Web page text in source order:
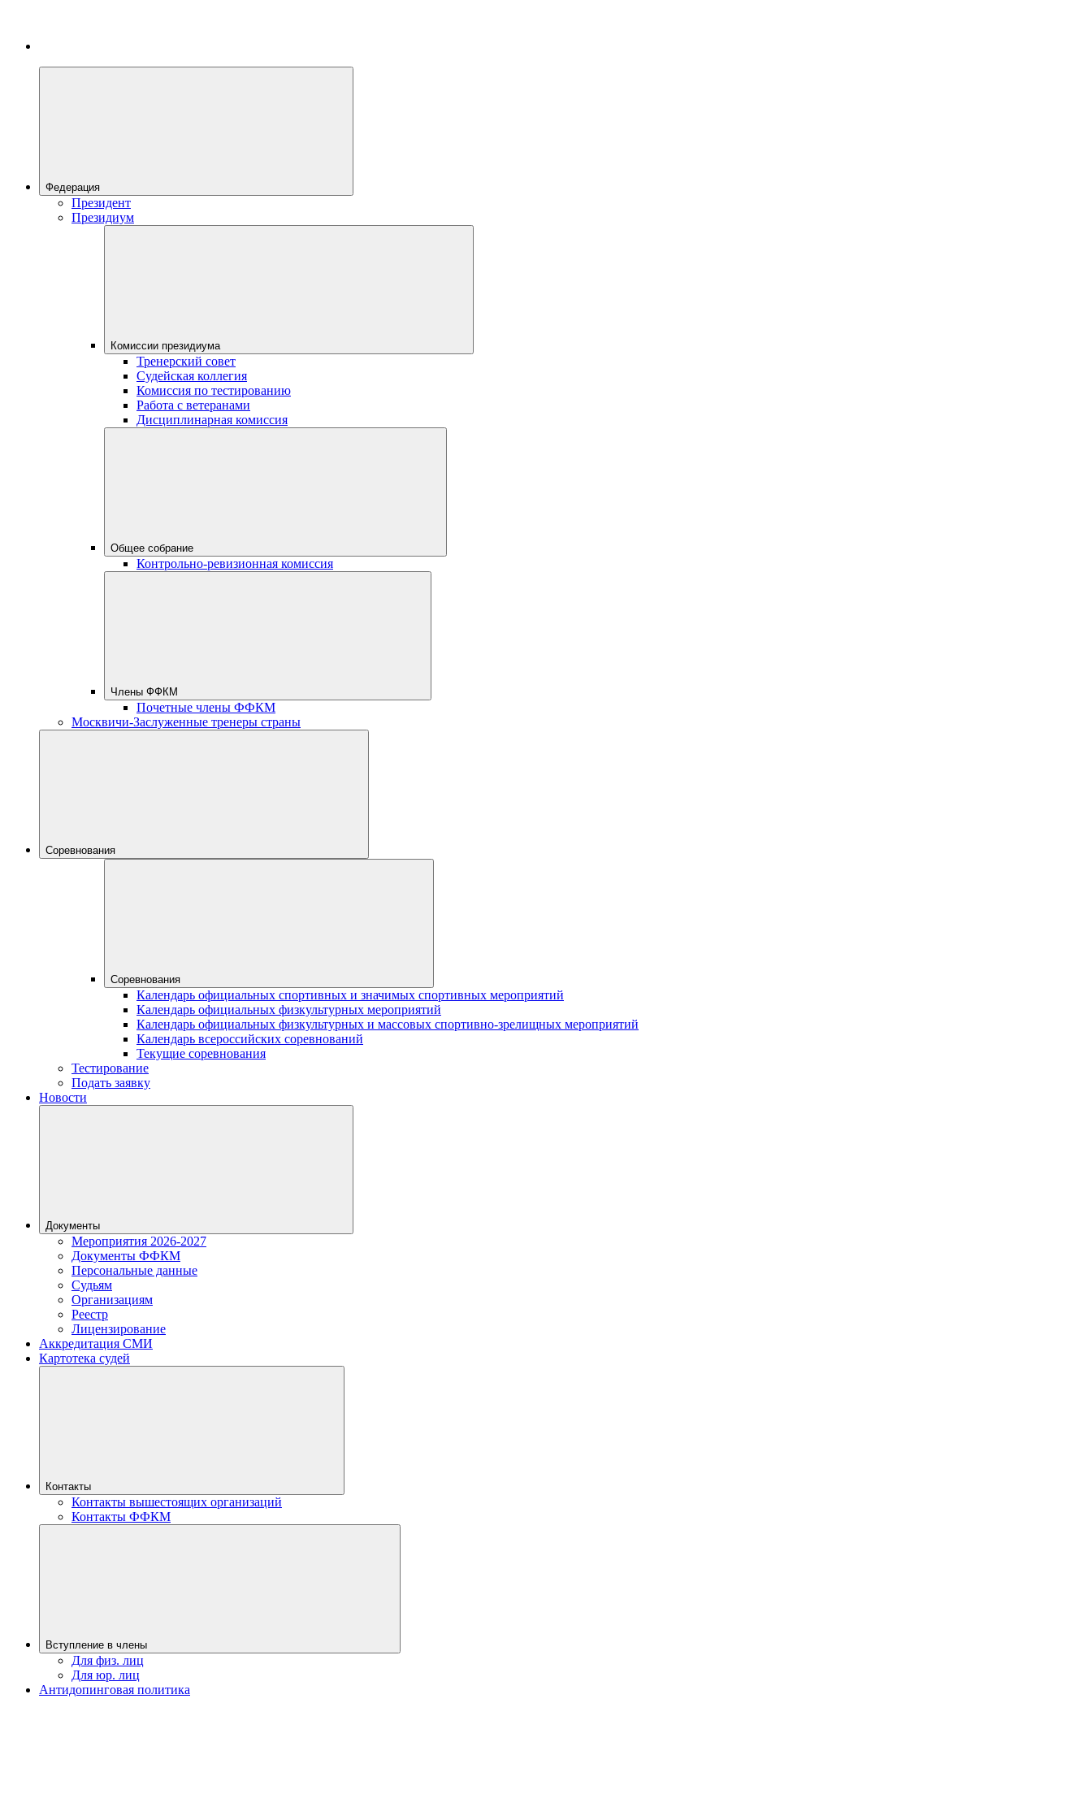
Федерация
Президент
Президиум
Комиссии президиума
Тренерский совет
Судейская коллегия
Комиссия по тестированию
Работа с ветеранами
Дисциплинарная комиссия
Общее собрание
Контрольно-ревизионная комиссия
Члены ФФКМ
Почетные члены ФФКМ
Москвичи-Заслуженные тренеры страны
Соревнования
Соревнования
Календарь официальных спортивных и значимых спортивных мероприятий
Календарь официальных физкультурных мероприятий
Календарь официальных физкультурных и массовых спортивно-зрелищных мероприятий
Календарь всероссийских соревнований
Текущие соревнования
Тестирование
Подать заявку
Новости
Документы
Мероприятия 2026-2027
Документы ФФКМ
Персональные данные
Судьям
Организациям
Реестр
Лицензирование
Аккредитация СМИ
Картотека судей
Контакты
Контакты вышестоящих организаций
Контакты ФФКМ
Вступление в члены
Для физ. лиц
Для юр. лиц
Антидопинговая политика